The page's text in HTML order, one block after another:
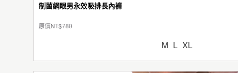
制菌網眼男永效吸排長內褲
原價NT$780
M L XL